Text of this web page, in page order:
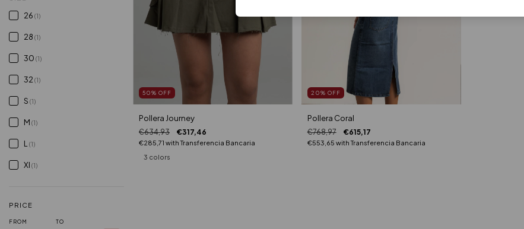
26 (1)
28 (1)
30 (1)
32 (1)
S (1)
M (1)
L (1)
Xl (1)
PRICE
FROM TO
50% OFF
Pollera Journey
€634,93 €317,46
€285,71 with Transferencia Bancaria
3 colors
20% OFF
Pollera Coral
€768,97 €615,17
€553,65 with Transferencia Bancaria